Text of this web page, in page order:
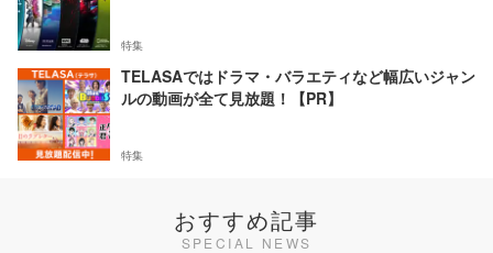
特集
TELASAではドラマ・バラエティなど幅広いジャン
ルの動画が全て見放題！【PR】
特集
おすすめ記事
SPECIAL NEWS